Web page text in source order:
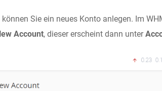
Sie ein neues Konto anlegen. Im
Account, dieser erscheint dann unter